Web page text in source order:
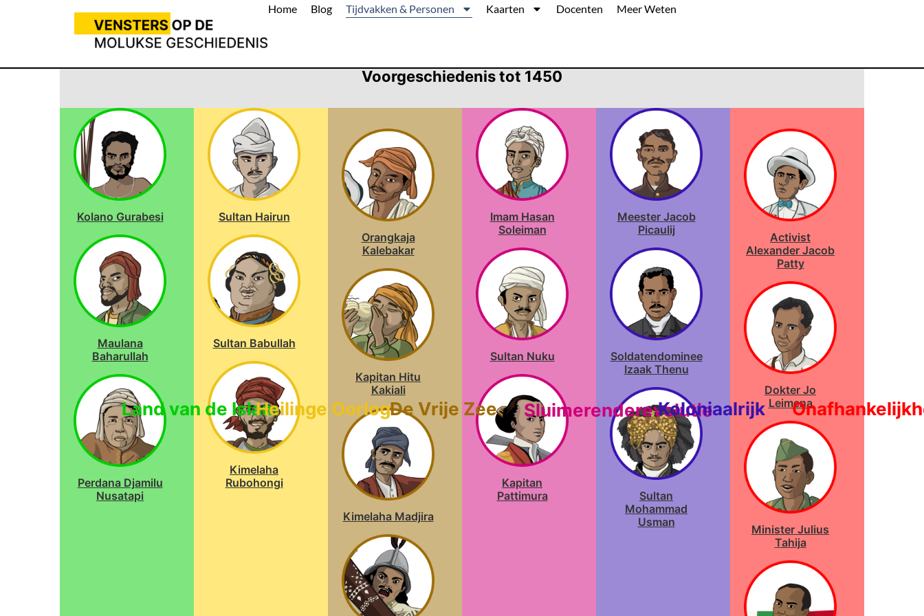
Home Blog Tijdvakken & Personen Kaarten Docenten Meer Weten
Voorgeschiedenis tot 1450
Kolano Gurabesi
Land van de Islam
Maulana
Baharullah
Perdana Djamilu
Nusatapi
Sultan Hairun
Heilinge Oorlog
Sultan Babullah
Kimelaha
Rubohongi
Orangkaja
Kalebakar
De Vrije Zee
Kapitan Hitu
Kakiali
Kimelaha Madjira
Sluimerenderevolutie
Imam Hasan
Soleiman
Sultan Nuku
Kapitan
Pattimura
Meester Jacob
Picaulij
Soldatendominee
Izaak Thenu
Sultan
Mohammad
Usman
Koloniaalrijk
Activist
Alexander Jacob
Patty
Dokter Jo
Leimena
Minister Julius
Tahija